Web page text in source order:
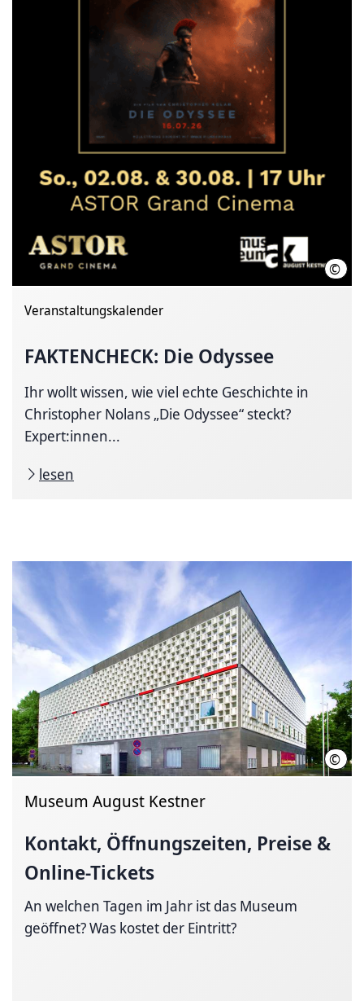
©
Veranstaltungskalender
FAKTENCHECK: Die Odyssee
Ihr wollt wissen, wie viel echte Geschichte in
Christopher Nolans „Die Odyssee“ steckt?
Expert:innen...
lesen
©
Museum August Kestner
Kontakt, Öffnungszeiten, Preise &
Online-Tickets
An welchen Tagen im Jahr ist das Museum
geöffnet? Was kostet der Eintritt?